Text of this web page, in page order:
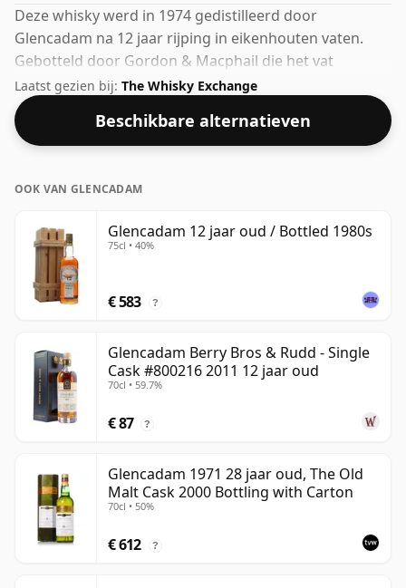
Deze whisky werd in 1974 gedistilleerd door
Glencadam na 12 jaar rijping in eikenhouten vaten.
Gebotteld door Gordon & Macphail die het vat
selecteerden voor release onder hun eigen label. Deze
whisky komt in een fles van 75cl en is gebotteld op een
sterkte van 40%.
Laatst gezien bij: The Whisky Exchange
Beschikbare alternatieven
OOK VAN GLENCADAM
Glencadam 12 jaar oud / Bottled 1980s
75cl • 40%
€ 583 ?
Glencadam Berry Bros & Rudd - Single
Cask #800216 2011 12 jaar oud
70cl • 59.7%
€ 87 ?
Glencadam 1971 28 jaar oud, The Old
Malt Cask 2000 Bottling with Carton
70cl • 50%
€ 612 ?